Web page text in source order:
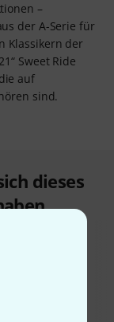
–
der A-Serie für
Klassikern der
Sweet Ride
auf
sind.
dieses